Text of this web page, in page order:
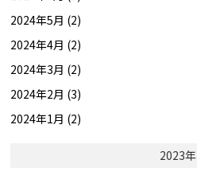
2024年5月 (2)
2024年4月 (2)
2024年3月 (2)
2024年2月 (3)
2024年1月 (2)
2023年